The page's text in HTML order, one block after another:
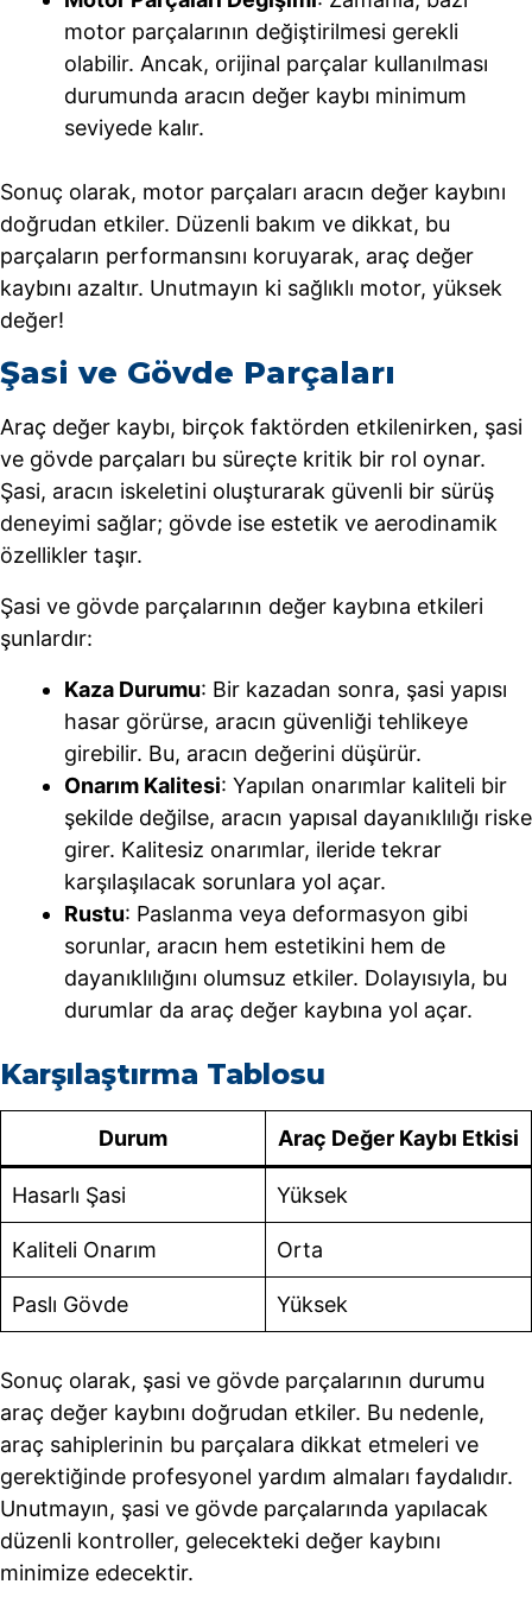
motor parçalarının değiştirilmesi gerekli
olabilir. Ancak, orijinal parçalar kullanılması
durumunda aracın değer kaybı minimum
seviyede kalır.
Sonuç olarak, motor parçaları aracın değer kaybını
doğrudan etkiler. Düzenli bakım ve dikkat, bu
parçaların performansını koruyarak, araç değer
kaybını azaltır. Unutmayın ki sağlıklı motor, yüksek
değer!
Şasi ve Gövde Parçaları
Araç değer kaybı, birçok faktörden etkilenirken, şasi
ve gövde parçaları bu süreçte kritik bir rol oynar.
Şasi, aracın iskeletini oluşturarak güvenli bir sürüş
deneyimi sağlar; gövde ise estetik ve aerodinamik
özellikler taşır.
Şasi ve gövde parçalarının değer kaybına etkileri
şunlardır:
Kaza Durumu: Bir kazadan sonra, şasi yapısı
hasar görürse, aracın güvenliği tehlikeye
girebilir. Bu, aracın değerini düşürür.
Onarım Kalitesi: Yapılan onarımlar kaliteli bir
şekilde değilse, aracın yapısal dayanıklılığı riske
girer. Kalitesiz onarımlar, ileride tekrar
karşılaşılacak sorunlara yol açar.
Rustu: Paslanma veya deformasyon gibi
sorunlar, aracın hem estetikini hem de
dayanıklılığını olumsuz etkiler. Dolayısıyla, bu
durumlar da araç değer kaybına yol açar.
Karşılaştırma Tablosu
Durum Araç Değer Kaybı Etkisi
Hasarlı Şasi Yüksek
Kaliteli Onarım Orta
Paslı Gövde Yüksek
Sonuç olarak, şasi ve gövde parçalarının durumu
araç değer kaybını doğrudan etkiler. Bu nedenle,
araç sahiplerinin bu parçalara dikkat etmeleri ve
gerektiğinde profesyonel yardım almaları faydalıdır.
Unutmayın, şasi ve gövde parçalarında yapılacak
düzenli kontroller, gelecekteki değer kaybını
minimize edecektir.